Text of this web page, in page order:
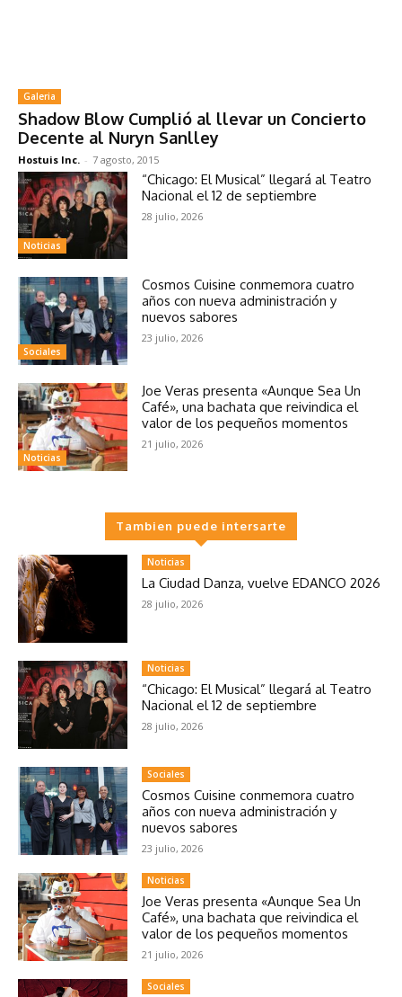
Galeria
Shadow Blow Cumplió al llevar un Concierto
Decente al Nuryn Sanlley
Hostuis Inc. - 7 agosto, 2015
Noticias
“Chicago: El Musical” llegará al Teatro
Nacional el 12 de septiembre
28 julio, 2026
Sociales
Cosmos Cuisine conmemora cuatro
años con nueva administración y
nuevos sabores
23 julio, 2026
Noticias
Joe Veras presenta «Aunque Sea Un
Café», una bachata que reivindica el
valor de los pequeños momentos
21 julio, 2026
Tambien puede intersarte
Noticias
La Ciudad Danza, vuelve EDANCO 2026
28 julio, 2026
Noticias
“Chicago: El Musical” llegará al Teatro
Nacional el 12 de septiembre
28 julio, 2026
Sociales
Cosmos Cuisine conmemora cuatro
años con nueva administración y
nuevos sabores
23 julio, 2026
Noticias
Joe Veras presenta «Aunque Sea Un
Café», una bachata que reivindica el
valor de los pequeños momentos
21 julio, 2026
Sociales